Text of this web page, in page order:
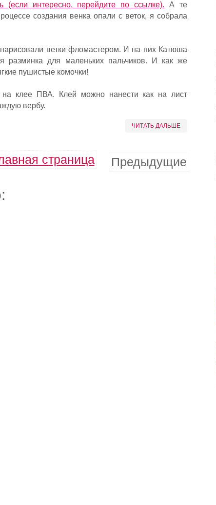
(если интересно, перейдите по ссылке). А те
создания венка опали с веток, я собрала
ветки фломастером. И на них Катюша
разминка для маленьких пальчиков. И как же
пушистые комочки!
клее ПВА. Клей можно нанести как на лист
вербу.
ЧИТАТЬ ДАЛЬШЕ
Предыдущие
страница